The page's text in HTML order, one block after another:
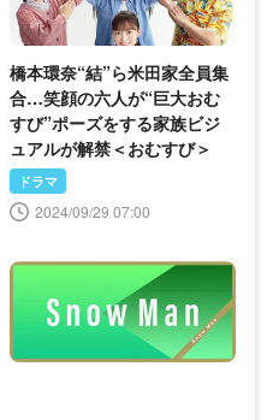
橋本環奈“結”ら米田家全員集
合…笑顔の六人が“巨大おむ
すび”ポーズをする家族ビジ
ュアルが解禁＜おむすび＞
ドラマ
2024/09/29 07:00